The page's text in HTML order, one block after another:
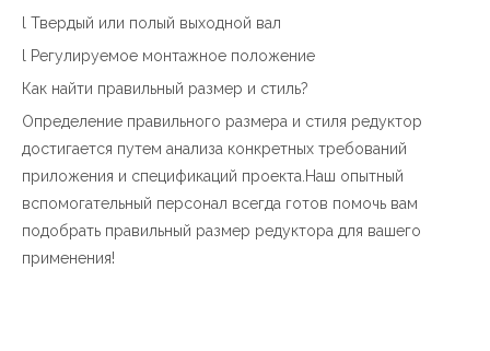
l Твердый или полый выходной вал
l Регулируемое монтажное положение
Как найти правильный размер и стиль?
Определение правильного размера и стиля редуктор
достигается путем анализа конкретных требований
приложения и спецификаций проекта.Наш опытный
вспомогательный персонал всегда готов помочь вам
подобрать правильный размер редуктора для вашего
применения!